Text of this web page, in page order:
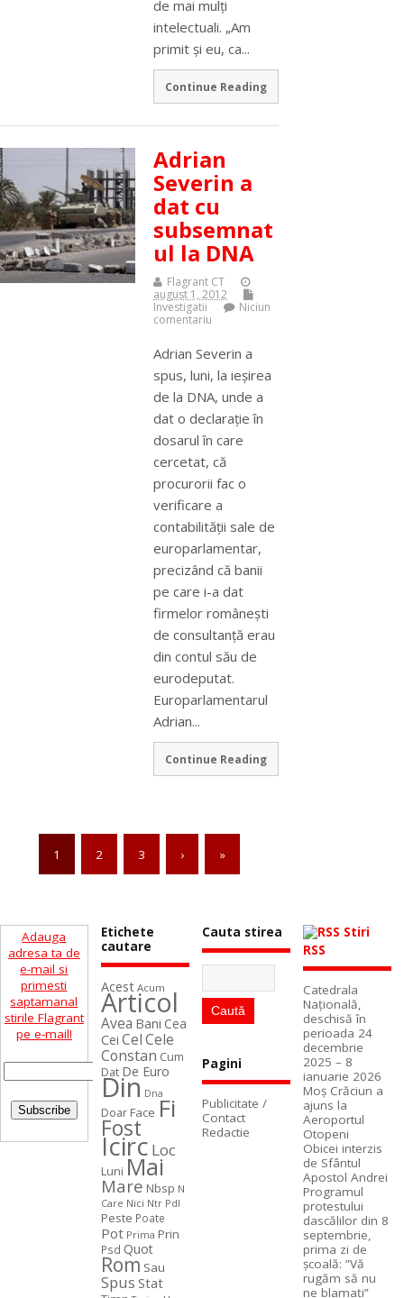
de mai mulţi
intelectuali. „Am
primit şi eu, ca...
Continue Reading
Adrian
Severin a
dat cu
subsemnat
ul la DNA
Flagrant CT
august 1, 2012
Investigatii
Niciun
comentariu
Adrian Severin a
spus, luni, la ieşirea
de la DNA, unde a
dat o declaraţie în
dosarul în care
cercetat, că
procurorii fac o
verificare a
contabilităţii sale de
europarlamentar,
precizând că banii
pe care i-a dat
firmelor româneşti
de consultanţă erau
din contul său de
eurodeputat.
Europarlamentarul
Adrian...
Continue Reading
1 2 3 › »
Adauga
adresa ta de
e-mail si
primesti
saptamanal
stirile Flagrant
pe e-mail!
Etichete
cautare
Acest Acum
Articol
Avea Bani Cea
Cei CelCele
Constan Cum
Dat De Euro
Din Dna
Doar Face Fi
Fost
Icirc Loc
Luni Mai
Mare Nbsp N
Care Nici Ntr Pdl
Peste Poate
Pot Prima Prin
Psd Quot
Rom Sau
Spus Stat
Cauta stirea
Pagini
Publicitate /
Contact
Redactie
Stiri
RSS
Catedrala
Naţională,
deschisă în
perioada 24
decembrie
2025 – 8
ianuarie 2026
Moș Crăciun a
ajuns la
Aeroportul
Otopeni
Obicei interzis
de Sfântul
Apostol Andrei
Programul
protestului
dascălilor din 8
septembrie,
prima zi de
școală: ”Vă
rugăm să nu
ne blamați”